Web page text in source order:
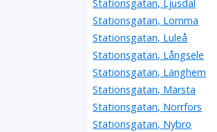
Stationsgatan, Ljusdal
Stationsgatan, Lomma
Stationsgatan, Luleå
Stationsgatan, Långsele
Stationsgatan, Länghem
Stationsgatan, Märsta
Stationsgatan, Norrfors
Stationsgatan, Nybro